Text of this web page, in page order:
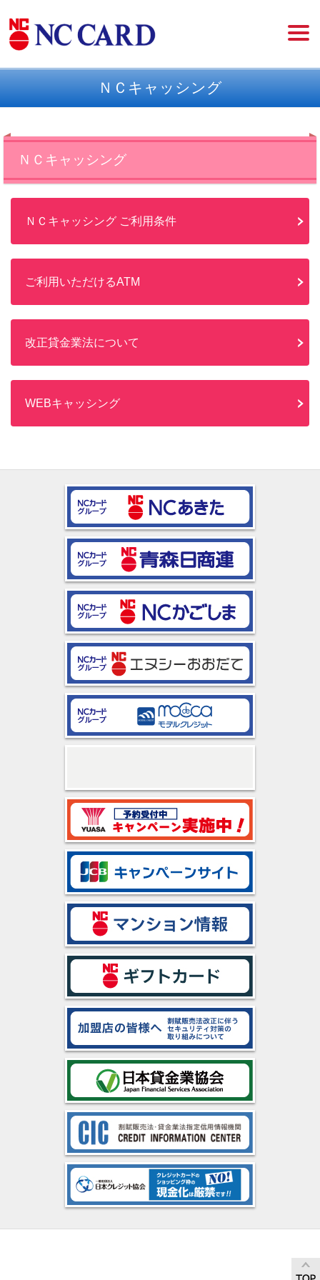
ＮＣキャッシング
ＮＣキャッシング
ＮＣキャッシング ご利用条件
ご利用いただけるATM
改正貸金業法について
WEBキャッシング